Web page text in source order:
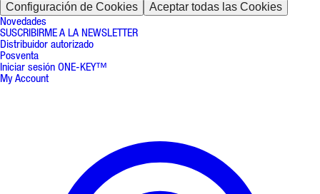
Configuración de Cookies Aceptar todas las Cookies
Novedades
SUSCRIBIRME A LA NEWSLETTER
Distribuidor autorizado
Posventa
Iniciar sesión ONE-KEY™
My Account